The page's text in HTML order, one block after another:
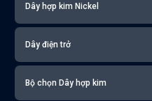
Dây hợp kim Nickel
Dây điện trở
Bộ chọn Dây hợp kim